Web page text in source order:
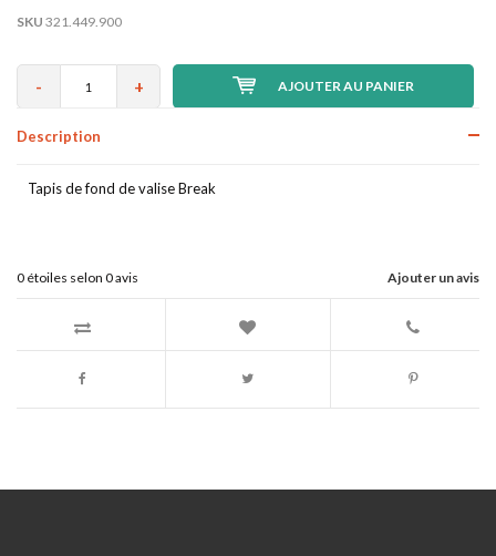
SKU 321.449.900
- + AJOUTER AU PANIER
Description
Tapis de fond de valise Break
Ajouter un avis
0 étoiles selon 0avis